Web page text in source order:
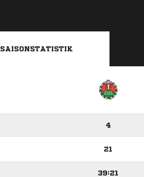
SAISONSTATISTIK
4
21
39:21